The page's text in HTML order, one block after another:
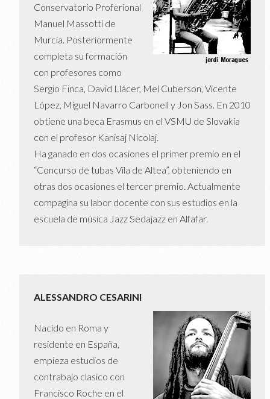
Conservatorio Proferional
Manuel Massotti de
Murcia. Posteriormente
completa su formación
con profesores como
Sergio Finca, David Llácer, Mel Cuberson, Vicente
López, Miguel Navarro Carbonell y Jon Sass. En 2010
obtiene una beca Erasmus en el VSMU de Slovakia
con el profesor Kanisaj Nicolaj.
Ha ganado en dos ocasiones el primer premio en el
“Concurso de tubas Vila de Altea”, obteniendo en
otras dos ocasiones el tercer premio. Actualmente
compagina su labor docente con sus estudios en la
escuela de música Jazz Sedajazz en Alfafar.
ALESSANDRO CESARINI
Nacido en Roma y
residente en España,
empieza estudios de
contrabajo clasico con
Francisco Roche en el